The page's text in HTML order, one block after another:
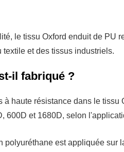
le tissu Oxford enduit de PU
et des tissus industriels.
il fabriqué ?
haute résistance dans le tissu
600D et 1680D, selon
polyuréthane est appliquée sur